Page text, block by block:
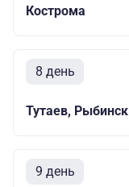
Кострома
8 день
Тутаев, Рыбинск
9 день